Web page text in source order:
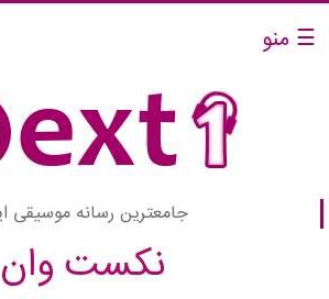
☰ منو
جامعترین رسانه موسیقی
نکست وان